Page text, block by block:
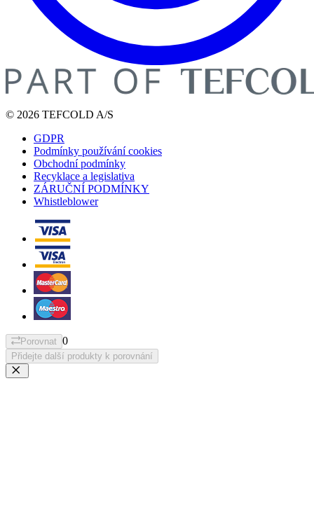
© 2026 TEFCOLD A/S
GDPR
Podmínky používání cookies
Obchodní podmínky
Recyklace a legislativa
ZÁRUČNÍ PODMÍNKY
Whistleblower
Porovnat 0
Přidejte další produkty k porovnání